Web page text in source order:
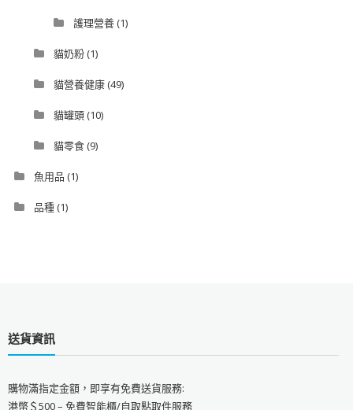
護理營養(1)
貓奶粉(1)
貓營養健康(49)
貓罐頭(10)
貓零食(9)
魚用品 (1)
品種(1)
送貨資訊
購物滿指定金額，即享有免費送貨服務:
港幣＄500 – 免費智能櫃/自取點取件服務